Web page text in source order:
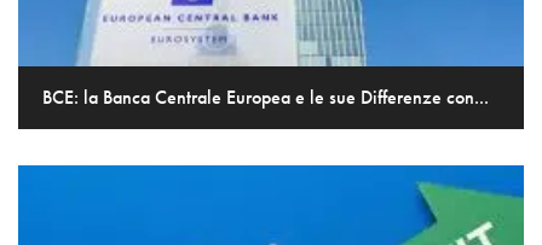
BCE: la Banca Centrale Europea e le sue Differenze con...